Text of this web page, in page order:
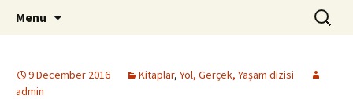
ILC
Menu
Search
for:
9 December 2016 Kitaplar, Yol, Gerçek, Yaşam dizisi
admin